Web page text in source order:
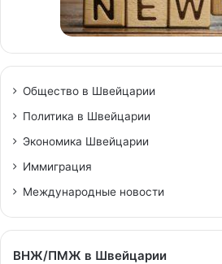
Общество в Швейцарии
Политика в Швейцарии
Экономика Швейцарии
Иммиграция
Международные новости
ВНЖ/ПМЖ в Швейцарии